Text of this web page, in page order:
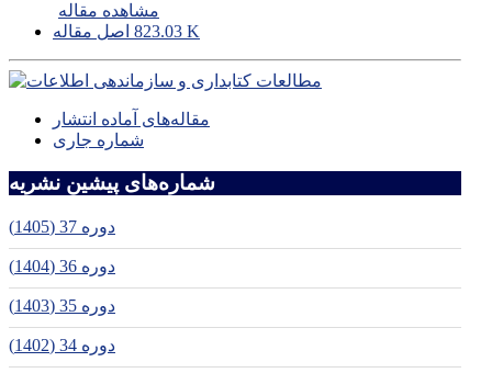
مشاهده مقاله
823.03 K
مقاله‌های آماده انتشار
شماره جاری
شماره‌های پیشین نشریه
دوره 37 (1405)
دوره 36 (1404)
دوره 35 (1403)
دوره 34 (1402)